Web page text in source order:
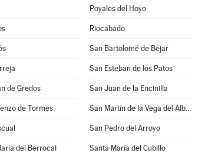
Poyales del Hoyo
Riocabado
San Bartolomé de Béjar
San Esteban de los Patos
de Gredos San Juan de la Encinilla
de Tormes San Martín de la Vega del Alberche
San Pedro del Arroyo
del Berrocal Santa María del Cubillo